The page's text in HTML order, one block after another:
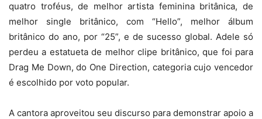
quatro troféus, de melhor artista feminina britânica, de
melhor single britânico, com “Hello”, melhor álbum
britânico do ano, por “25”, e de sucesso global. Adele só
perdeu a estatueta de melhor clipe britânico, que foi para
Drag Me Down, do One Direction, categoria cujo vencedor
é escolhido por voto popular.
A cantora aproveitou seu discurso para demonstrar apoio a